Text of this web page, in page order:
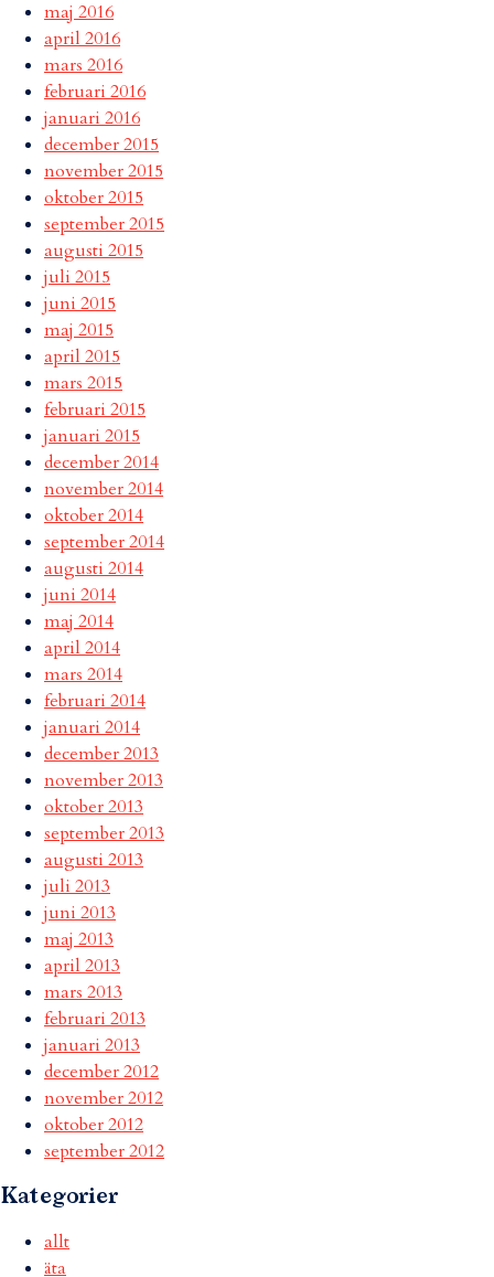
maj 2016
april 2016
mars 2016
februari 2016
januari 2016
december 2015
november 2015
oktober 2015
september 2015
augusti 2015
juli 2015
juni 2015
maj 2015
april 2015
mars 2015
februari 2015
januari 2015
december 2014
november 2014
oktober 2014
september 2014
augusti 2014
juni 2014
maj 2014
april 2014
mars 2014
februari 2014
januari 2014
december 2013
november 2013
oktober 2013
september 2013
augusti 2013
juli 2013
juni 2013
maj 2013
april 2013
mars 2013
februari 2013
januari 2013
december 2012
november 2012
oktober 2012
september 2012
Kategorier
allt
äta